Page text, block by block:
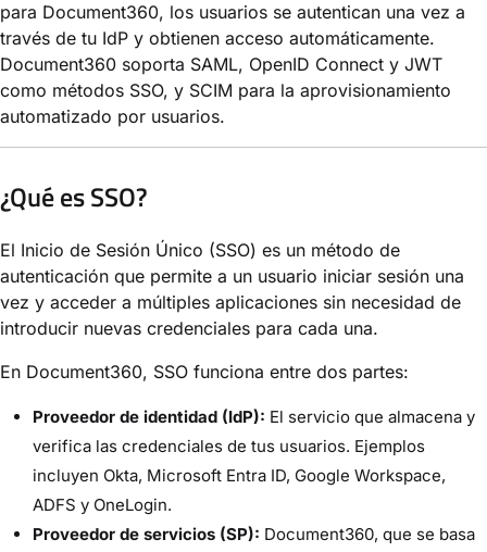
para Document360, los usuarios se autentican una vez a
través de tu IdP y obtienen acceso automáticamente.
Document360 soporta SAML, OpenID Connect y JWT
como métodos SSO, y SCIM para la aprovisionamiento
automatizado por usuarios.
¿Qué es SSO?
El Inicio de Sesión Único (SSO) es un método de
autenticación que permite a un usuario iniciar sesión una
vez y acceder a múltiples aplicaciones sin necesidad de
introducir nuevas credenciales para cada una.
En Document360, SSO funciona entre dos partes:
Proveedor de identidad (IdP): El servicio que almacena y
verifica las credenciales de tus usuarios. Ejemplos
incluyen Okta, Microsoft Entra ID, Google Workspace,
ADFS y OneLogin.
Proveedor de servicios (SP): Document360, que se basa